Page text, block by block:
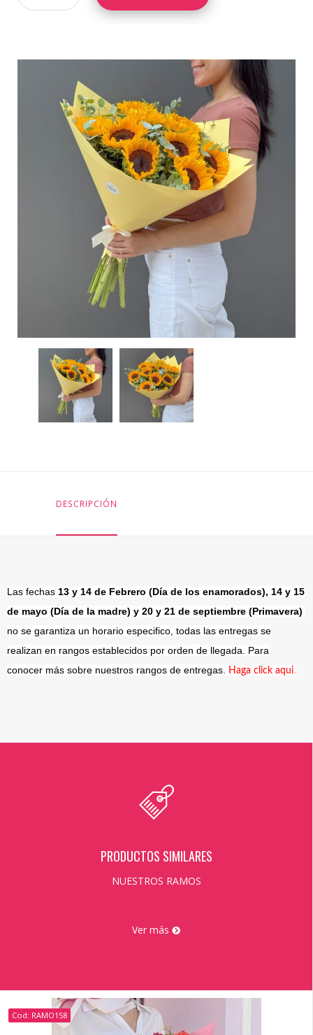
DESCRIPCIÓN
Las fechas 13 y 14 de Febrero (Día de los enamorados), 14 y 15
de mayo (Día de la madre) y 20 y 21 de septiembre (Primavera)
no se garantiza un horario especifico, todas las entregas se
realizan en rangos establecidos por orden de llegada. Para
conocer más sobre nuestros rangos de entregas.
Haga click aqui
PRODUCTOS SIMILARES
NUESTROS RAMOS
Ver más
Cod: RAMO158